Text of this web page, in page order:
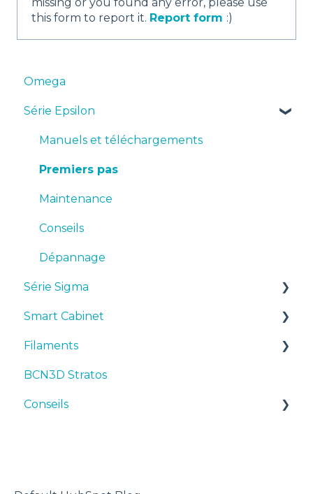
this form to report it. Report form :)
Omega
Série Epsilon
Manuels et téléchargements
Premiers pas
Maintenance
Conseils
Dépannage
Série Sigma
Manuels et téléchargements
Premiers pas
Maintenance
Conseils
Smart Cabinet
Manuals & Downloads
First steps
Maintenance
Filaments
Suggestions
TPU
BCN3D Stratos
Conseils